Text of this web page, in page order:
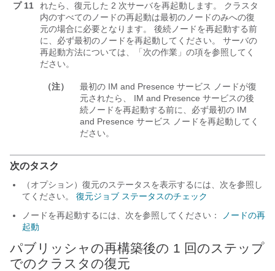
プ 11
れたら、復元した 2 次サーバを再起動します。 クラスタ
内のすべてのノードの再起動は最初のノードのみへの復
元の場合に必要となります。 後続ノードを再起動する前
に、必ず最初のノードを再起動してください。 サーバの
再起動方法については、「次の作業」の項を参照してく
ださい。
（注）
最初の IM and Presence サービス ノードが復
元されたら、 IM and Presence サービスの後
続ノードを再起動する前に、必ず最初の IM
and Presence サービス ノードを再起動してく
ださい。
次のタスク
（オプション）復元のステータスを表示するには、次を参照し
てください。 復元ジョブ ステータスのチェック
ノードを再起動するには、次を参照してください：
ノードの再
起動
パブリッシャの再構築後の 1 回のステップ
でのクラスタの復元